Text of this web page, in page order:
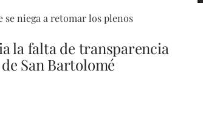
se niega a retomar los plenos
la falta de transparencia
San Bartolomé